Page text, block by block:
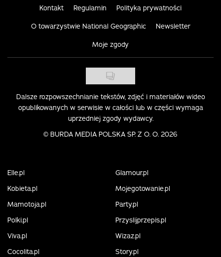
Kontakt Regulamin Polityka prywatności
O towarzystwie National Geographic Newsletter
Moje zgody
Dalsze rozpowszechnianie tekstów, zdjęć i materiałów wideo
opublikowanych w serwisie w całości lub w części wymaga
uprzedniej zgody wydawcy.
© BURDA MEDIA POLSKA SP. Z O. O. 2026
Elle.pl
Glamour.pl
Kobieta.pl
Mojegotowanie.pl
Mamotoja.pl
Party.pl
Polki.pl
Przyslijprzepis.pl
Viva.pl
Wizaz.pl
Cocolita.pl
Story.pl